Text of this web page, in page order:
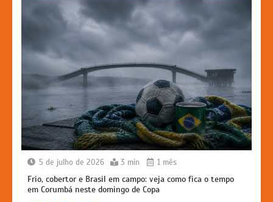
5 de julho de 2026 3 min 1 mês
Frio, cobertor e Brasil em campo: veja como fica o tempo
em Corumbá neste domingo de Copa